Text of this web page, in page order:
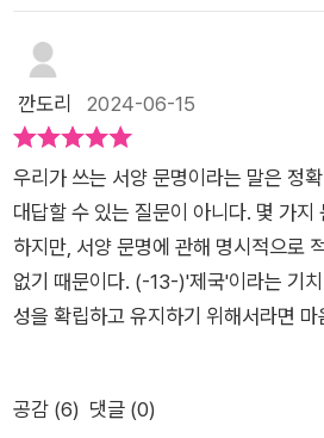
생학, 흑인 토요학교, 잉카의 키푸, ‘고전
비판 등 좋은 이야기가 많다. 1~5장을
논리 구조를 총체적으로 파악할 수 있다),
조금 더 심오하게 논지를 확장한다. 개인
인상적이었다. “시간 속에 갇혀 있는
계급, 타문명을 사유하는 것은 어쩌면
왕’ 또는 ‘마지막 관문’일 텐데, 저자는
리 및 표준화’ 비판과 다른 문명의 시
‘드리밍’)이 시사하는 바를 제시하며 깨
시간관념이 있다는 말인데, 이러한 사
전 경로, 이익, 차이에 대한 존중”을 바
책을 읽는 내내 그동안 내가 배웠던 지
식할 수 있었다. 아무렇지 않게 받아들
입견이었고, 그로 인해 우리는 한 틀을
주 안에서 모든 지식을 이해하고 받아
모르겠다. 그런 면에서 이 책은 바로 그
을 해주었던 책이라 이야기할 수 있다.​
깨야 할 틀은 바로 '서양'중심의 사고다.
라는 단어를 떠올리면 자연스럽게 굳
세련된, 정돈된, 앞서가는, 신문명이라
은 고리타분한, 정적인, 변화 없는, 구
른다. 과연 정말 우리의 생각대로 동양
깐도리 2024-06-15
우리가 쓰는 서양 문명이라는 말은 정
대답할 수 있는 질문이 아니다. 몇 가지
하지만, 서양 문명에 관해 명시적으로
없기 때문이다. (-13-)'제국'이라는 기
성을 확립하고 유지하기 위해서라면 마
양의 주요 작품이, 보다 광범위하게는
한 정치적 도구를 만들어냈다. (-79-)앤
공감 (6) 댓글 (0)